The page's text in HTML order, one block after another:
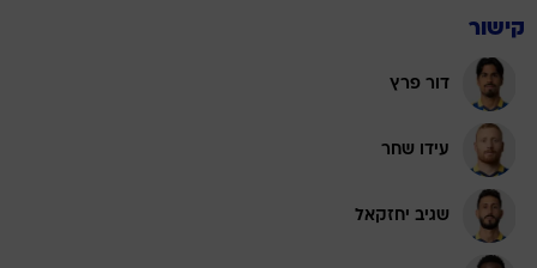
קישור
דור פרץ
עידו שחר
שגיב יחזקאל